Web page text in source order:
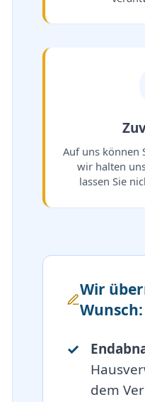
Auf uns können
wir halten
lassen Sie
Wir
Wunsch:
dem